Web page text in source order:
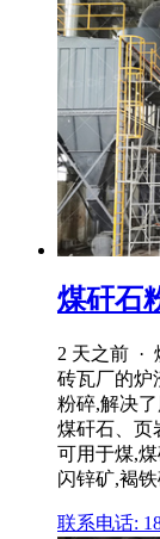
煤矸石
2 天之前 ·
砖瓦厂的炉
粉碎,解决
煤矸石、页
可用于煤,
闪锌矿,褐
联系电话: